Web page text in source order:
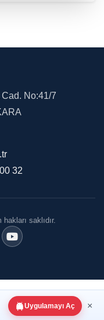
Uygulamayı Aç ×
No:41/7
32
saklıdır.